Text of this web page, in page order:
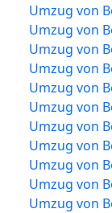
Umzug von
Umzug von
Umzug von
Umzug von
Umzug von
Umzug von
Umzug von
Umzug von
Umzug von
Umzug von
Umzug von